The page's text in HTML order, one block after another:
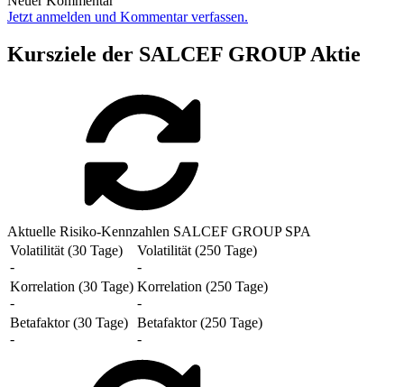
Jetzt anmelden und Kommentar verfassen.
Kursziele der SALCEF GROUP Aktie
Aktuelle Risiko-Kennzahlen SALCEF GROUP SPA
Volatilität (30 Tage)
-
Volatilität (250 Tage)
-
Korrelation (30 Tage)
-
Korrelation (250 Tage)
-
Betafaktor (30 Tage)
-
Betafaktor (250 Tage)
-